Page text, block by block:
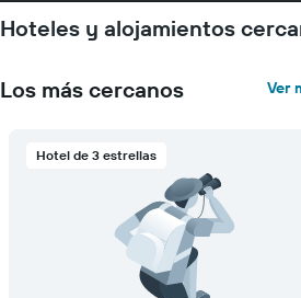
Hoteles y alojamientos
Los más cercanos Ver
Hotel de 3 estrellas